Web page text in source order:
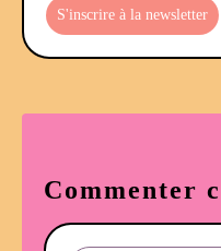
S'inscrire à la newsletter
Commenter